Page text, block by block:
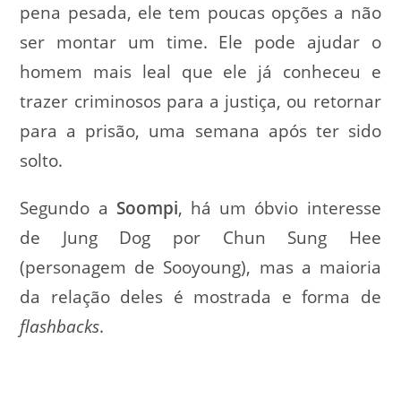
pena pesada, ele tem poucas opções a não
ser montar um time. Ele pode ajudar o
homem mais leal que ele já conheceu e
trazer criminosos para a justiça, ou retornar
para a prisão, uma semana após ter sido
solto.
Segundo a Soompi, há um óbvio interesse
de Jung Dog por Chun Sung Hee
(personagem de Sooyoung), mas a maioria
da relação deles é mostrada e forma de
flashbacks.